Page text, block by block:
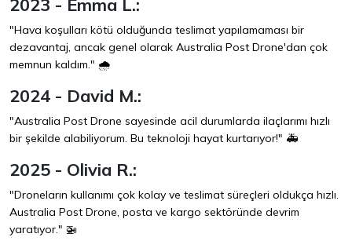
2023 - Emma L.:
"Hava koşulları kötü olduğunda teslimat yapılamaması bir
dezavantaj, ancak genel olarak Australia Post Drone'dan çok
memnun kaldım." 🌧️
2024 - David M.:
"Australia Post Drone sayesinde acil durumlarda ilaçlarımı hızlı
bir şekilde alabiliyorum. Bu teknoloji hayat kurtarıyor!" 🚑
2025 - Olivia R.:
"Droneların kullanımı çok kolay ve teslimat süreçleri oldukça hızlı.
Australia Post Drone, posta ve kargo sektöründe devrim
yaratıyor." 🚁